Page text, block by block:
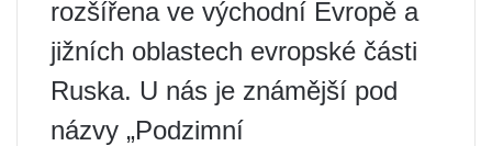
rozšířena ve východní Evropě a
jižních oblastech evropské části
Ruska. U nás je známější pod
názvy „Podzimní